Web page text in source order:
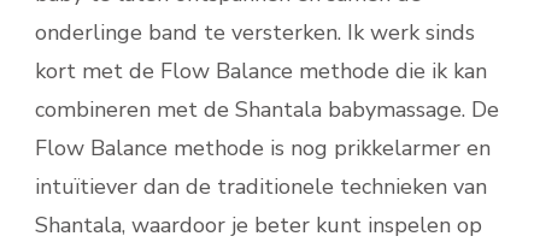
onderlinge band te versterken. Ik werk sinds
kort met de Flow Balance methode die ik kan
combineren met de Shantala babymassage. De
Flow Balance methode is nog prikkelarmer en
intuïtiever dan de traditionele technieken van
Shantala, waardoor je beter kunt inspelen op